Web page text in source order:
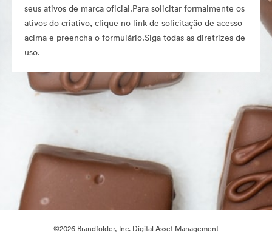
seus ativos de marca oficial.Para solicitar formalmente os
ativos do criativo, clique no link de solicitação de acesso
acima e preencha o formulário.Siga todas as diretrizes de
uso.
©2026 Brandfolder, Inc. Digital Asset Management